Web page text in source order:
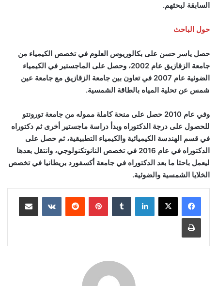
السابقة لبحثهم.
حول الباحث
حصل ياسر حسن على بكالوريوس العلوم في تخصص الكيمياء من
جامعة الزقازيق عام 2002، وحصل على الماجستير في الكيمياء
الضوئية عام 2007 في تعاون بين جامعة الزقازيق مع جامعة عين
شمس عن تحلية المياه بالطاقة الشمسية.
وفي عام 2010 حصل على منحة كاملة مموله من جامعة تورونتو
للحصول على درجة الدكتوراه وبدأ دراسة ماجستير أخرى ثم دكتوراه
في قسم الهندسة الكيميائية والكيمياء التطبيقية، ثم حصل على
الدكتوراه في عام 2016 في تخصص النانوتكنولوجي، وانتقل بعدها
ليعمل باحثا ما بعد الدكتوراه في جامعة أكسفورد بريطانيا في تخصص
الخلايا الشمسية والضوئية.
لينكدإن بينتيريست مشاركة عبر البريد
طباعة